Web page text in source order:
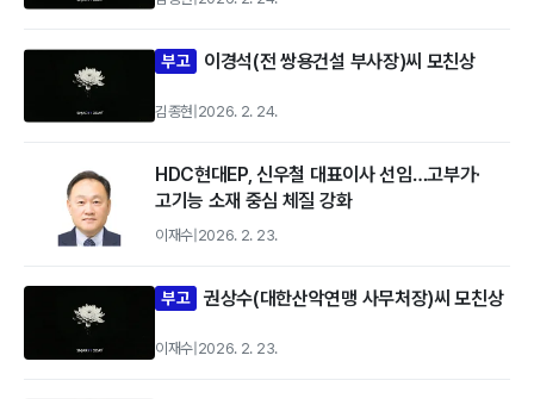
부고 이경석(전 쌍용건설 부사장)씨 모친상
김종현 2026. 2. 24.
HDC현대EP, 신우철 대표이사 선임…고부가·
고기능 소재 중심 체질 강화
이재수 2026. 2. 23.
부고 권상수(대한산악연맹 사무처장)씨 모친상
이재수 2026. 2. 23.